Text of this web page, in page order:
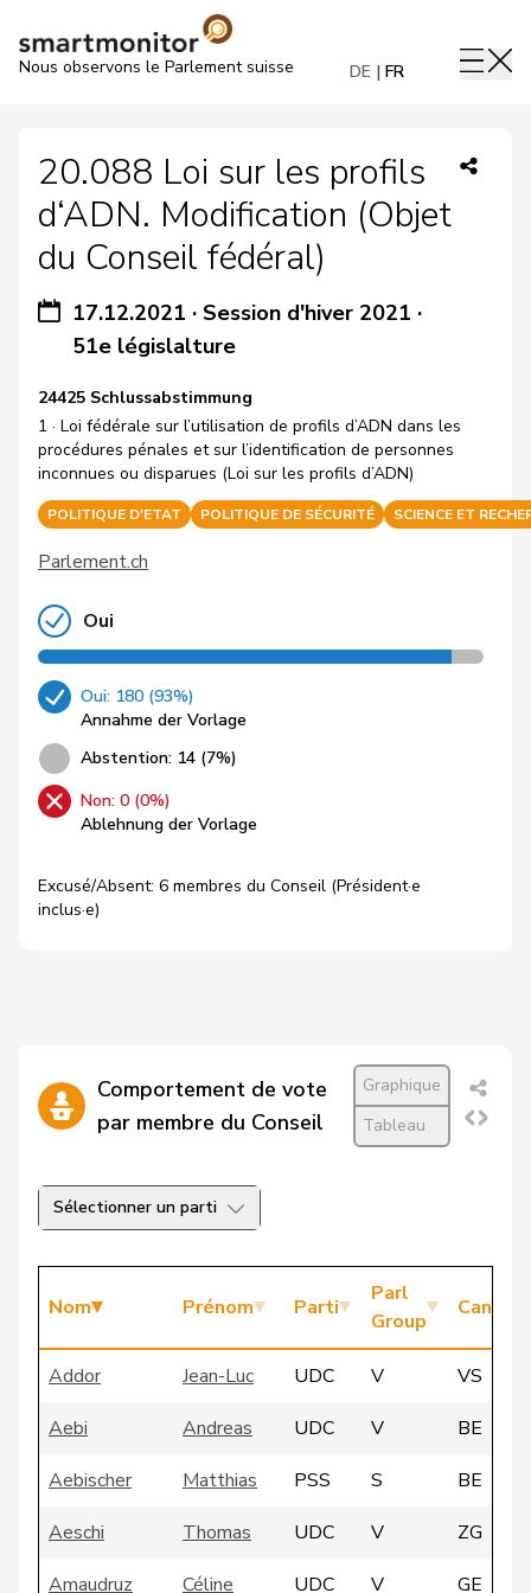
Nous observons le Parlement suisse DE FR
20.088 Loi sur les profils
d‘ADN. Modification (Objet
du Conseil fédéral)
17.12.2021 ·Session d'hiver 2021 ·
51e législalture
24425 Schlussabstimmung
1 · Loi fédérale sur l’utilisation de profils d’ADN dans les
procédures pénales et sur l’identification de personnes
inconnues ou disparues (Loi sur les profils d’ADN)
POLITIQUE D'ETAT POLITIQUE DE SÉCURITÉ SCIENCE ET
Parlement.ch
Oui
Oui: 180 (93%)
Annahme der Vorlage
Abstention: 14 (7%)
Non: 0 (0%)
Ablehnung der Vorlage
Excusé/Absent: 6 membres du Conseil (Président·e
inclus·e)
Comportement de vote
par membre du Conseil
Graphique
Tableau
Sélectionner un parti
Nom Prénom Parti
Parl
Group
Canton
Addor Jean-Luc UDC V
VS
Aebi
Andreas UDC V
BE
Aebischer
Matthias PSS S
BE
Aeschi
Thomas UDC V
ZG
Amaudruz
Céline UDC V
GE